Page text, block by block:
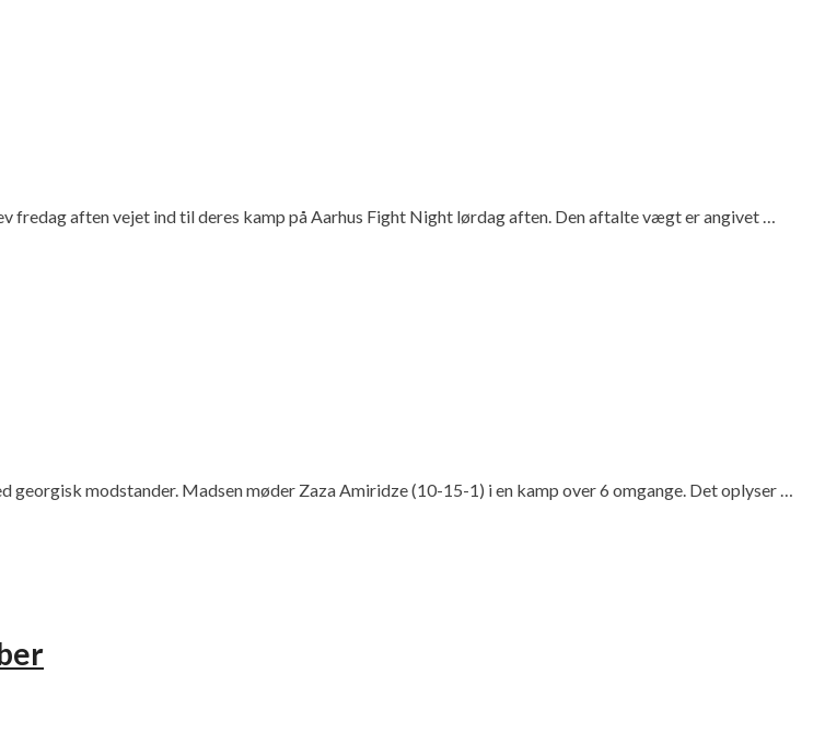
fredag aften vejet ind til deres kamp på Aarhus Fight Night lørdag aften. Den aftalte vægt er angivet …
modstander. Madsen møder Zaza Amiridze (10-15-1) i en kamp over 6 omgange. Det oplyser …